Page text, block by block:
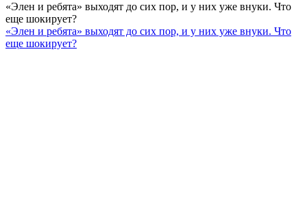
«Элен и ребята» выходят до сих пор, и у них уже внуки. Что
еще шокирует?
«Элен и ребята» выходят до сих пор, и у них уже внуки. Что
еще шокирует?